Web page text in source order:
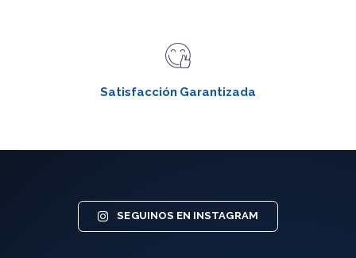
Satisfacción Garantizada
SEGUINOS EN INSTAGRAM